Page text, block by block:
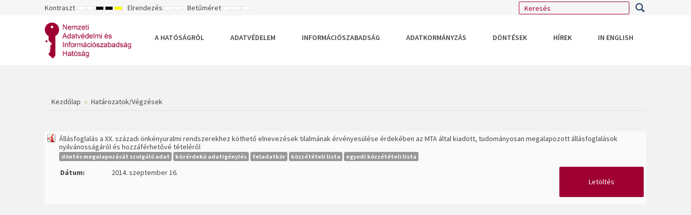
Kontraszt ALAPÉRTELMEZETT
ÉJSZAKAI
NAGY
FEHÉR
MÓD
NAGY
SÁRGA
MÓD
NAGY
MÓD
Elrendezés RÖGZÍTETT
SZÉLES
Betűméret KISEBB
ALAPÉRTELMEZETT
NAGYOBB
A HATÓSÁGRÓL
ADATVÉDELEM INFORMÁCIÓSZABADSÁG ADATKORMÁNYZÁS DÖNTÉSEK HÍREK IN ENGLISH
Kezdőlap Határozatok/Végzések
Állásfoglalás a XX. századi önkényuralmi rendszerekhez köthető elnevezések tilalmának érvényesülése érdekében az MTA által kiadott, tudományosan megalapozott állásfoglalások
nyilvánosságáról és hozzáférhetővé tételéről
döntés megalapozását szolgáló adat közérdekű adatigénylés feladatkör közzétételi lista egyedi közzétételi lista
Dátum:
2014. szeptember 16.
Letöltés